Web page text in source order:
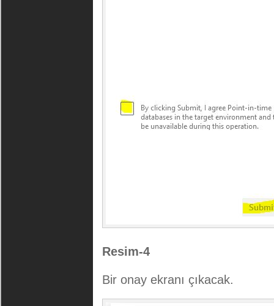
Resim-4
Bir onay ekranı çıkacak.